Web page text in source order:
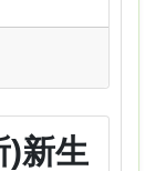
)新生